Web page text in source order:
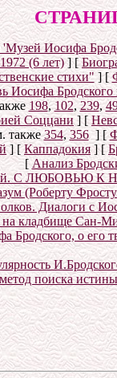
'Музей Иосифа
(6 лет)] [
стихи" ] [
Иосифа
198,102,239,
Соццани] [
также354, 356] [
] [Каппадокия] [
[ Анализ
С ЛЮБОВЬЮ К
(Роберту
Диалоги с
на кладбище Сан-
Бродского, о его
поиска